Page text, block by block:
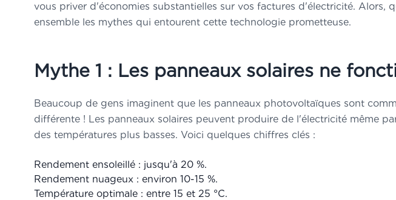
Arnaud Cugy
installation rentable
»Commentanalyser votre facture
Commentcalculer la production
etestimer vos économies
matériel
»Éviter les pièges et arnaquesdu
marché
vous priver d'économies substantielles sur vos factures d'électricité.
ensemble les mythes qui entourent cette technologie prometteuse.
Mythe 1 : Les panneaux solaires ne
Beaucoup de gens imaginent que les panneaux photovoltaïques sont
différente ! Les panneaux solaires peuvent produire de l'électricité même
des températures plus basses. Voici quelques chiffres clés :
Rendement ensoleillé : jusqu'à 20 %.
Rendement nuageux : environ 10-15 %.
Température optimale : entre 15 et 25 °C.